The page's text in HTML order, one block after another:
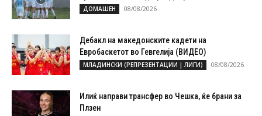
ДОМАШЕН 08/08/2026
Дебакл на македонските кадети на
Евробаскетот во Гевгелија (ВИДЕО)
МЛАДИНСКИ (РЕПРЕЗЕНТАЦИИ | ЛИГИ) 08/08/2026
Илиќ направи трансфер во Чешка, ќе брани за
Плзен